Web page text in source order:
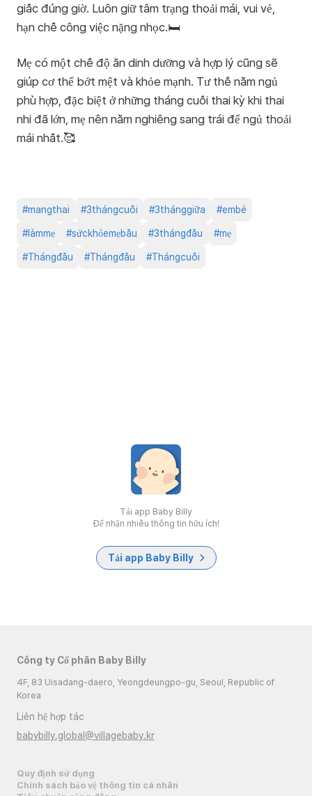
giấc đúng giờ. Luôn giữ tâm trạng thoải mái, vui vẻ,
hạn chế công việc nặng nhọc.🛏️
Mẹ có một chế độ ăn dinh dưỡng và hợp lý cũng sẽ
giúp cơ thể bớt mệt và khỏe mạnh. Tư thế nằm ngủ
phù hợp, đặc biệt ở những tháng cuối thai kỳ khi thai
nhi đã lớn, mẹ nên nằm nghiêng sang trái để ngủ thoải
mái nhất.🥰
#mangthai #3thángcuối #3thánggiữa #embé
#làmmẹ #sứckhỏemẹbầu #3thángđầu #mẹ
#Thángđầu #Thángđầu #Thángcuối
Tải app Baby Billy
Để nhận nhiều thông tin hữu ích!
Tải app Baby Billy
Công ty Cổ phần Baby Billy
4F, 83 Uisadang-daero, Yeongdeungpo-gu, Seoul, Republic of
Korea
Liên hệ hợp tác
babybilly.global@villagebaby.kr
Quy định sử dụng
Chính sách bảo vệ thông tin cá nhân